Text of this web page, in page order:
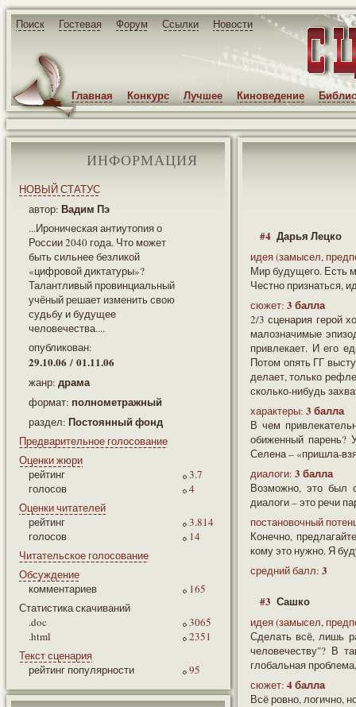
Поиск Гостевая Форум Ссылки Новости
Главная Конкурс Лучшее Киноведение
ИНФОРМАЦИЯ
НОВЫЙ СТАТУС
автор: Вадим Пэ
...Ироническая антиутопия о
России 2040 года. Что может
быть сильнее безликой
«цифровой диктатуры»?
Талантливый провинциальный
учёный решает изменить свою
судьбу и будущее
человечества....
опубликован:
29.10.06 / 01.11.06
жанр: драма
формат: полнометражный
раздел: Постоянный фонд
Предварительное голосование
Оценки жюри
рейтинг
3.7
голосов
4
Оценки читателей
рейтинг
3.814
голосов
14
Читательское голосование
Обсуждение
комментариев
165
Статистика скачиваний
.doc
3065
.html
2351
Текст сценария
рейтинг популярности
95
#4 Дарья Лецко
идея (замысел,
Мир будущего. Есть
Честно признаться,
сюжет: 3 балла
2/3 сценария герой
малозначимые
привлекает. И его
Потом опять ГГ
делает, только
сколько-нибудь
характеры: 3 балла
В чем
обиженный парень?
Селена – «пришла-
диалоги: 3 балла
Возможно, это был
диалоги – это речи
постановочный
Конечно,
кому это нужно. Я
средний балл: 3
#3 Сашко
идея (замысел,
Сделать всё, лишь
человечеству"? В
глобальная
сюжет: 4 балла
Всё ровно, логично,